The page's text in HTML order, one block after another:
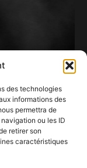
des technologies
informations des
permettra de
ou les ID
retirer son
caractéristiques
passés à